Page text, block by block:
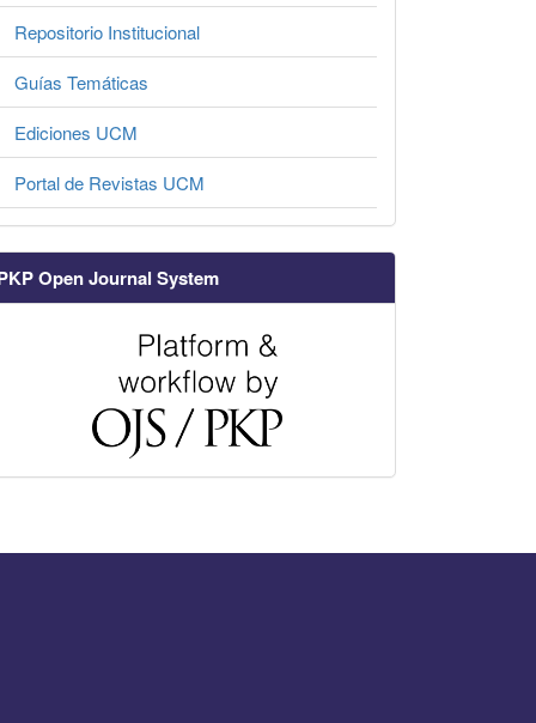
Repositorio Institucional
Guías Temáticas
Ediciones UCM
Portal de Revistas UCM
Open Journal System